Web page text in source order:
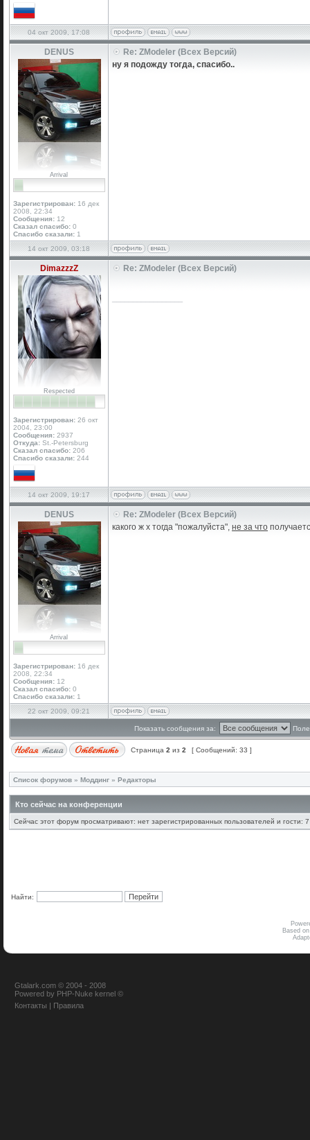
04 окт 2009, 17:08
DENUS
Arrival
Зарегистрирован: 16 дек
2008, 22:34
Сообщения: 12
Сказал спасибо: 0
Спасибо сказали: 1
Re: ZModeler (Всех Версий)
ну я подожду тогда, спасибо..
14 окт 2009, 03:18
DimazzzZ
Respected
Зарегистрирован: 26 окт
2004, 23:00
Сообщения: 2937
Откуда: St.-Petersburg
Сказал спасибо: 206
Спасибо сказали: 244
Re: ZModeler (Всех Версий)
14 окт 2009, 19:17
DENUS
Arrival
Зарегистрирован: 16 дек
2008, 22:34
Сообщения: 12
Сказал спасибо: 0
Спасибо сказали: 1
Re: ZModeler (Всех Версий)
какого ж х тогда "пожалуйста", не за что
22 окт 2009, 09:21
Показать сообщения за:
Страница 2 из 2 [ Сообщений: 33 ]
Список форумов » Моддинг » Редакторы
Кто сейчас на конференции
Сейчас этот форум просматривают: нет зарегистрированных пользователей и гости: 7
Найти:
Based
Gtalark.com © 2004 - 2008
Powered by PHP-Nuke kernel ©
Контакты | Правила